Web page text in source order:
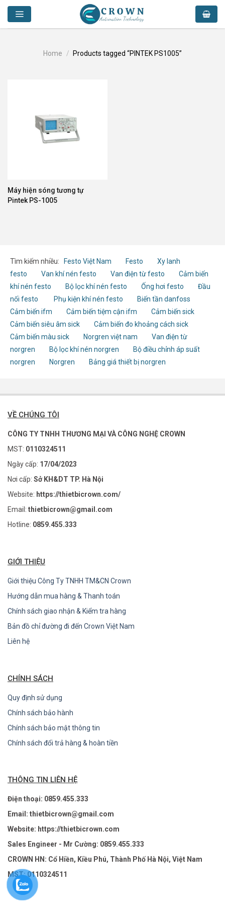
Skip
content
Home / Products tagged “PINTEK PS1005”
Máy hiện sóng tương tự
Pintek PS-1005
Tìm kiếm nhiều: Festo Việt Nam Festo
Xy lanh
festo
Van khí nén festo Van điện từ festo
Cảm biến
khí nén festo
Bộ lọc khí nén festo Ống hơi festo
Đầu
nối festo
Phụ kiện khí nén festo
Biến tần danfoss
Cảm biến ifm
Cảm biến tiệm cận ifm
Cảm biến sick
Cảm biến siêu âm sick
Cảm biến đo khoảng cách sick
Cảm biến màu sick
Norgren việt nam
Van điện từ
norgren
Bộ lọc khí nén norgren
Bộ điều chỉnh áp suất
norgren
Norgren Bảng giá thiết bị norgren
VỀ CHÚNG TÔI
CÔNG TY TNHH THƯƠNG MẠI VÀ CÔNG NGHỆ CROWN
MST: 0110324511
Ngày cấp: 17/04/2023
Nơi cấp: Sở KH&DT TP. Hà Nội
Website: https://thietbicrown.com/
Email: thietbicrown@gmail.com
Hotline: 0859.455.333
GIỚI THIỆU
Giới thiệu Công Ty TNHH TM&CN Crown
Hướng dẫn mua hàng & Thanh toán
Chính sách giao nhận & Kiểm tra hàng
Bản đồ chỉ đường đi đến Crown Việt Nam
Liên hệ
CHÍNH SÁCH
Quy định sử dụng
Chính sách bảo hành
Chính sách bảo mật thông tin
Chính sách đổi trả hàng & hoàn tiền
THÔNG TIN LIÊN HỆ
Điện thoại: 0859.455.333
Email: thietbicrown@gmail.com
Website: https://thietbicrown.com
Sales Engineer - Mr Cường: 0859.455.333
CROWN HN: Cổ Hiền, Kiều Phú, Thành Phố Hà Nội, Việt Nam
MST: 0110324511